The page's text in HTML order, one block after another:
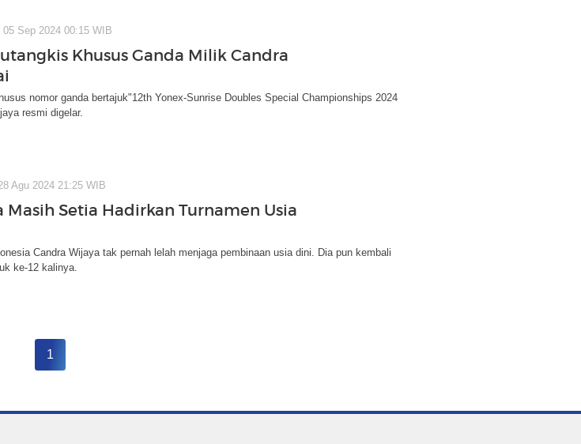
05 Sep 2024 00:15 WIB
Khusus Ganda Milik Candra
nomor ganda bertajuk"12th Yonex-Sunrise Doubles Special Championships 2024
resmi digelar.
Agu 2024 21:25 WIB
Masih Setia Hadirkan Turnamen Usia
Candra Wijaya tak pernah lelah menjaga pembinaan usia dini. Dia pun kembali
ke-12 kalinya.
1